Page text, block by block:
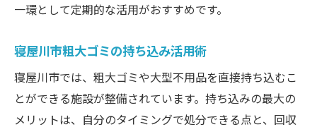
一環として定期的な活用がおすすめです。
寝屋川市粗大ゴミの持ち込み活用術
寝屋川市では、粗大ゴミや大型不用品を直接持ち込むこ
とができる施設が整備されています。持ち込みの最大の
メリットは、自分のタイミングで処分できる点と、回収